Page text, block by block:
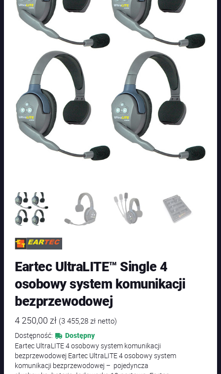
Eartec UltraLITE™ Single 4
osobowy system komunikacji
bezprzewodowej
4 250,00zł (3 455,28zł netto)
Dostępność:
Dostępny
Eartec UltraLITE 4 osobowy system komunikacji
bezprzewodowej Eartec UltraLITE 4 osobowy system
komunikacji bezprzewodowej – pojedyncza